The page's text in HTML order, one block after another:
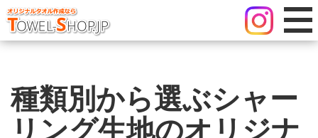
種類別から選ぶシャー
リング生地のオリジナ